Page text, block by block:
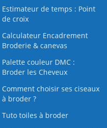
Estimateur de temps : Point
de croix
Calculateur Encadrement
Broderie & canevas
Palette couleur DMC :
Broder les Cheveux
Comment choisir ses ciseaux
à broder ?
Tuto toiles à broder